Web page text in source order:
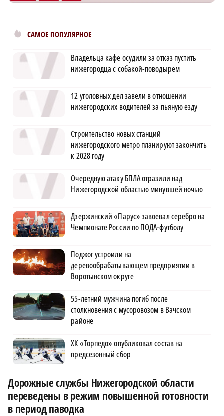
САМОЕ ПОПУЛЯРНОЕ
Владельца кафе осудили за отказ пустить
нижегородца с собакой-поводырем
12 уголовных дел завели в отношении
нижегородских водителей за пьяную езду
Строительство новых станций
нижегородского метро планируют закончить
к 2028 году
Очередную атаку БПЛА отразили над
Нижегородской областью минувшей ночью
Дзержинский «Парус» завоевал серебро на
Чемпионате России по ПОДА-футболу
Поджог устроили на
деревообрабатывающем предприятии в
Воротынском округе
55-летний мужчина погиб после
столкновения с мусоровозом в Вачском
районе
ХК «Торпедо» опубликовал состав на
предсезонный сбор
Дорожные службы Нижегородской области
переведены в режим повышенной готовности
в период паводка